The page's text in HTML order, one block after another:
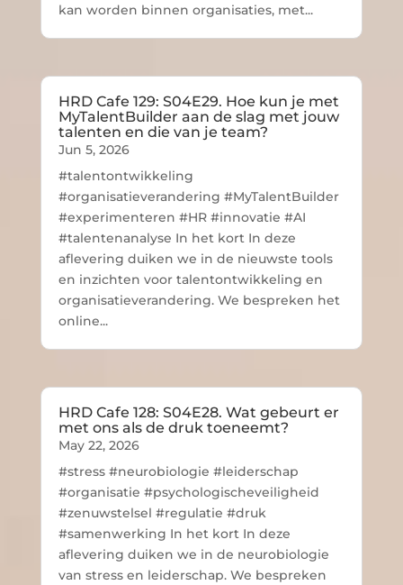
kan worden binnen organisaties, met...
HRD Cafe 129: S04E29. Hoe kun je met
MyTalentBuilder aan de slag met jouw
talenten en die van je team?
Jun 5, 2026
#talentontwikkeling
#organisatieverandering #MyTalentBuilder
#experimenteren #HR #innovatie #AI
#talentenanalyse In het kort In deze
aflevering duiken we in de nieuwste tools
en inzichten voor talentontwikkeling en
organisatieverandering. We bespreken het
online...
HRD Cafe 128: S04E28. Wat gebeurt er
met ons als de druk toeneemt?
May 22, 2026
#stress #neurobiologie #leiderschap
#organisatie #psychologischeveiligheid
#zenuwstelsel #regulatie #druk
#samenwerking In het kort In deze
aflevering duiken we in de neurobiologie
van stress en leiderschap. We bespreken